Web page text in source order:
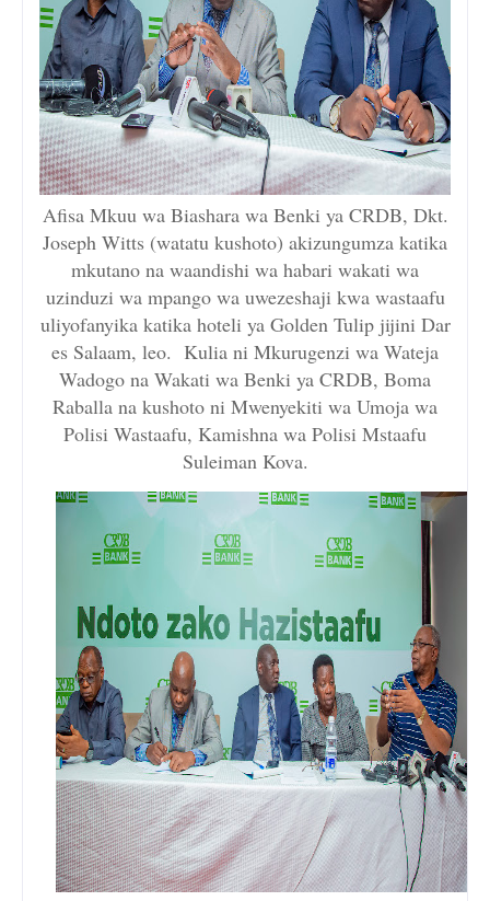
Afisa Mkuu wa Biashara wa Benki ya CRDB, Dkt.
Joseph Witts (watatu kushoto) akizungumza katika
mkutano na waandishi wa habari wakati wa
uzinduzi wa mpango wa uwezeshaji kwa wastaafu
uliyofanyika katika hoteli ya Golden Tulip jijini Dar
es Salaam, leo. Kulia ni Mkurugenzi wa Wateja
Wadogo na Wakati wa Benki ya CRDB, Boma
Raballa na kushoto ni Mwenyekiti wa Umoja wa
Polisi Wastaafu, Kamishna wa Polisi Mstaafu
Suleiman Kova.